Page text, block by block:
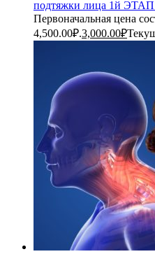
подтяжки лица 1й
Первоначальная цена
4,500.00₽.3,000.00₽